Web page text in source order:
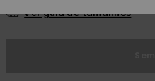
Ver guia de tamanhos